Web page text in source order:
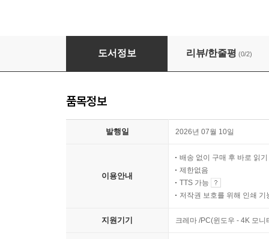
2026~2027 고시넷 증권투자권유자문인력 한
도서정보 리뷰/한줄평 (0/2)
품목정보
발행일 2026년 07월 10일
이용안내
배송 없이 구매 후 바로 읽기
제한없음
TTS 가능
저작권 보호를 위해 인쇄 기
지원기기 크레마 /PC(윈도우 - 4K 모